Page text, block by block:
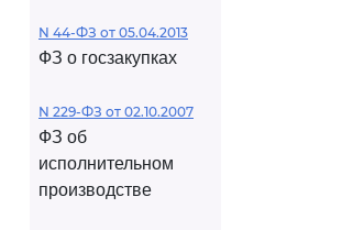
N 44-ФЗ от 05.04.2013
ФЗ о госзакупках
N 229-ФЗ от 02.10.2007
ФЗ об
исполнительном
производстве